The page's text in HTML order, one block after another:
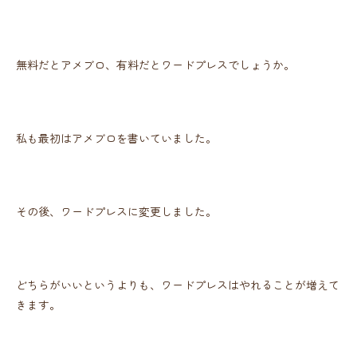
無料だとアメブロ、有料だとワードプレスでしょうか。
私も最初はアメブロを書いていました。
その後、ワードプレスに変更しました。
どちらがいいというよりも、ワードプレスはやれることが増えて
きます。